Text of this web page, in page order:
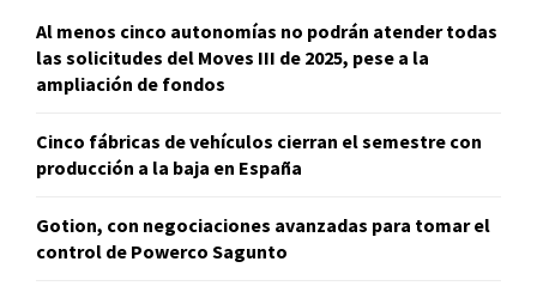
Al menos cinco autonomías no podrán atender todas
las solicitudes del Moves III de 2025, pese a la
ampliación de fondos
Cinco fábricas de vehículos cierran el semestre con
producción a la baja en España
Gotion, con negociaciones avanzadas para tomar el
control de Powerco Sagunto